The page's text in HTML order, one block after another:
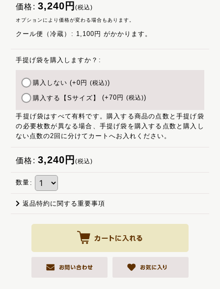
価格 : 3,240 円(税込)
オプションにより価格が変わる場合もあります。
クール便（冷蔵） : 1,100円 がかかります。
手提げ袋を購入しますか？ :
購入しない(+0円 (税込))
購入する【Sサイズ】(+70 円 (税込))
手提げ袋はすべて有料です。購入する商品の点数と手提げ袋
の必要枚数が異なる場合、手提げ袋を購入する点数と購入し
ない点数の2回に分けてカートへお入れください。
価格 : 3,240 円(税込)
数量 :
返品特約に関する重要事項